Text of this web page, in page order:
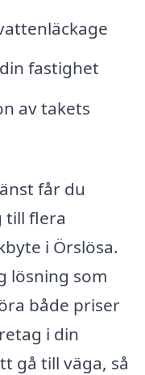
fastighet
av takets
får du
till flera
i Örslösa.
lösning som
både priser
i din
gå till väga, så